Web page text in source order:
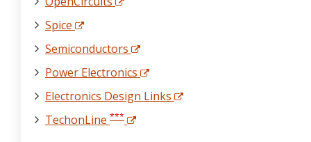
Spice
Semiconductors
Power Electronics
Electronics Design Links
TechonLine ***